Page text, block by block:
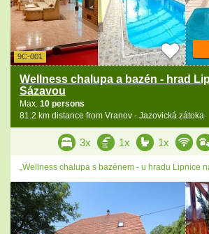
9C-001
Wellness chalupa a bazén - hrad
Sázavou
Max. 10 persons
81.2 km distance from Vranov - Jazovická zátoka
3x 1x 1x
„Wellness chalupa s bazénem - u hradu Lipnice